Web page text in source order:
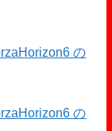
の
の